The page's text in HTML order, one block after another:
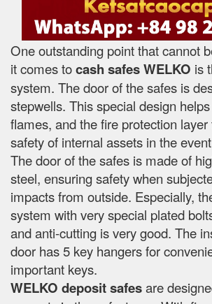
One outstanding point that cannot
it comes tocash safesWELKO is
system. The door of the safes is
stepwells. This special design
flames, and the fire protection
safety of internal assets in the
The door of the safes is made of
steel, ensuring safety when
impacts from outside. Especially,
system with very special plated
and anti-cutting is very good. The
door has 5 key hangers for
important keys.
WELKO deposit safesare